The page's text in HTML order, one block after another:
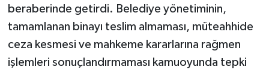
beraberinde getirdi. Belediye yönetiminin,
tamamlanan binayı teslim almaması, müteahhide
ceza kesmesi ve mahkeme kararlarına rağmen
işlemleri sonuçlandırmaması kamuoyunda tepki